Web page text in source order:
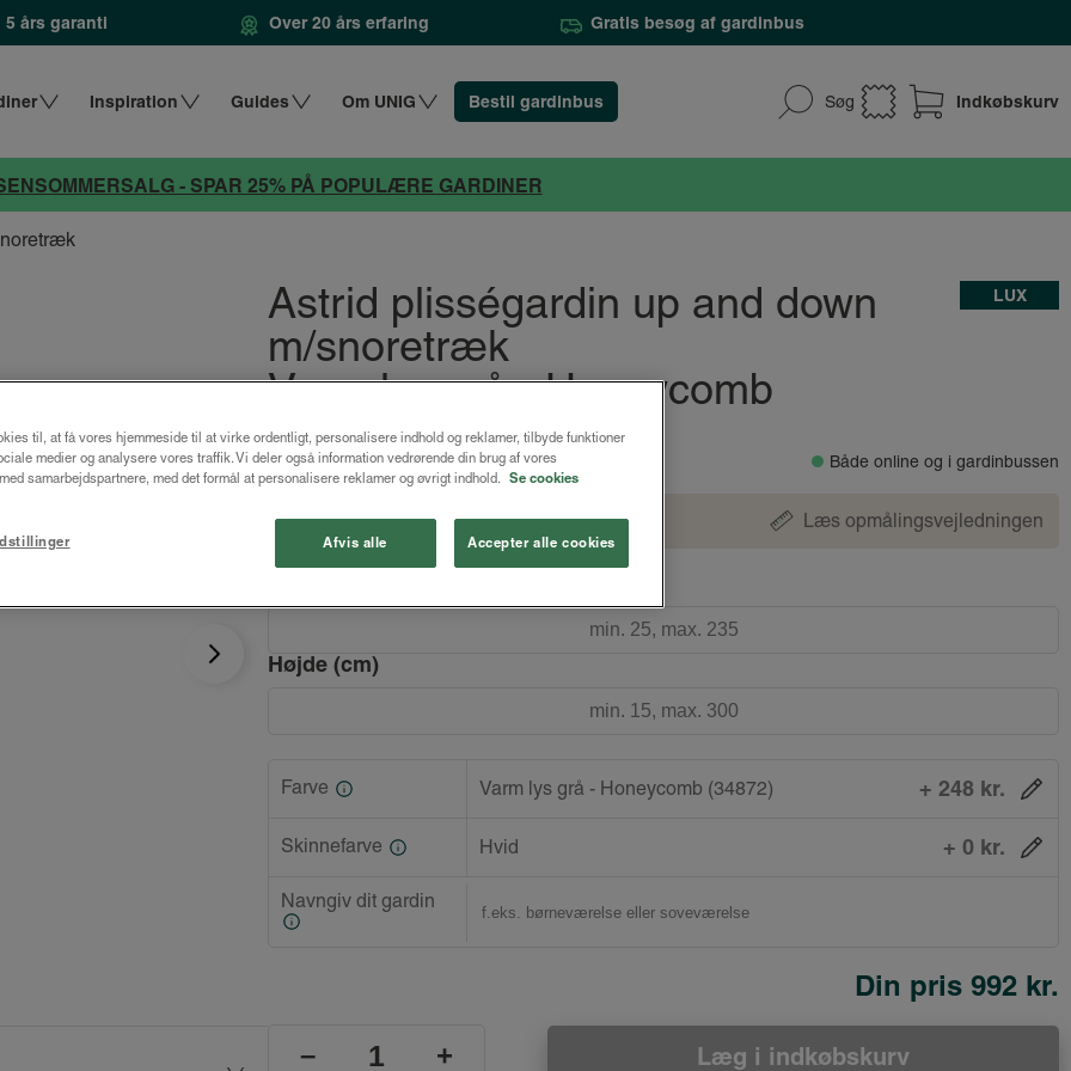
5 års garanti Over 20 års erfaring Gratis besøg af gardinbus
Søg Indkøbskurv
Inspiration Guides Om UNIG Bestil gardinbus
- SPAR 25% PÅ POPULÆRE GARDINER
Astrid plisségardin up and down
m/snoretræk
Varm lys grå - Honeycomb
LUX
fra992 kr.
1322 kr. Både online og i gardinbussen
Design dit gardin Læs opmålingsvejledningen
Højde (cm)
Farve Varm lys grå - Honeycomb (34872) + 248 kr.
Skinnefarve Hvid + 0 kr.
Navngiv dit gardin
Din pris 992 kr.
– + Læg i indkøbskurv
til, at få vores hjemmeside til at virke ordentligt, personalisere indhold og reklamer, tilbyde funktioner
medier og analysere vores traffik. Vi deler også information vedrørende din brug af vores
samarbejdspartnere, med det formål at personalisere reklamer og øvrigt indhold. Se cookies
Afvis alle Accepter alle cookies